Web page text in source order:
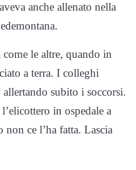
anche allenato nella
le altre, quando in
a terra. I colleghi
subito i soccorsi.
in ospedale a
ce l’ha fatta. Lascia